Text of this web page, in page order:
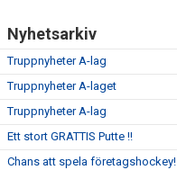
Nyhetsarkiv
Truppnyheter A-lag
Truppnyheter A-laget
Truppnyheter A-lag
Ett stort GRATTIS Putte !!
Chans att spela företagshockey!